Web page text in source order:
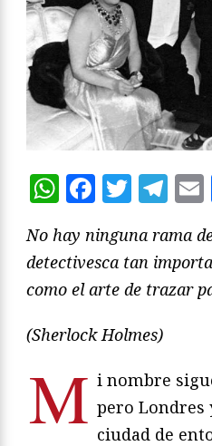
WhatsApp
No hay ninguna rama
detectivesca tan
como el arte de trazar
(Sherlock Holmes)
M i nombre
pero Londres
ciudad de